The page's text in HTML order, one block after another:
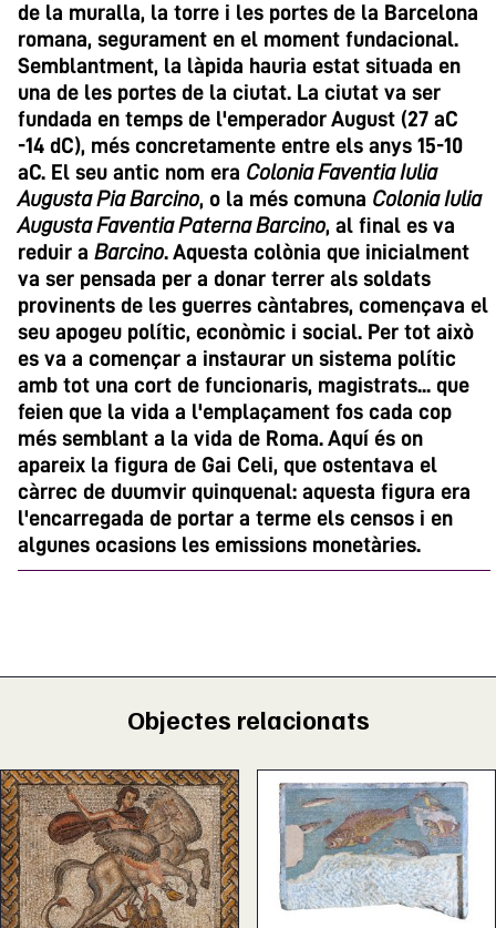
de la muralla, la torre i les portes de la Barcelona
romana, segurament en el moment fundacional.
Semblantment, la làpida hauria estat situada en
una de les portes de la ciutat. La ciutat va ser
fundada en temps de l'emperador August (27 aC
-14 dC), més concretamente entre els anys 15-10
aC. El seu antic nom era Colonia Faventia Iulia
Augusta Pia Barcino, o la més comuna Colonia Iulia
Augusta Faventia Paterna Barcino, al final es va
reduir a Barcino. Aquesta colònia que inicialment
va ser pensada per a donar terrer als soldats
provinents de les guerres càntabres, començava el
seu apogeu polític, econòmic i social. Per tot això
es va a començar a instaurar un sistema polític
amb tot una cort de funcionaris, magistrats... que
feien que la vida a l'emplaçament fos cada cop
més semblant a la vida de Roma. Aquí és on
apareix la figura de Gai Celi, que ostentava el
càrrec de duumvir quinquenal: aquesta figura era
l'encarregada de portar a terme els censos i en
algunes ocasions les emissions monetàries.
Objectes relacionats